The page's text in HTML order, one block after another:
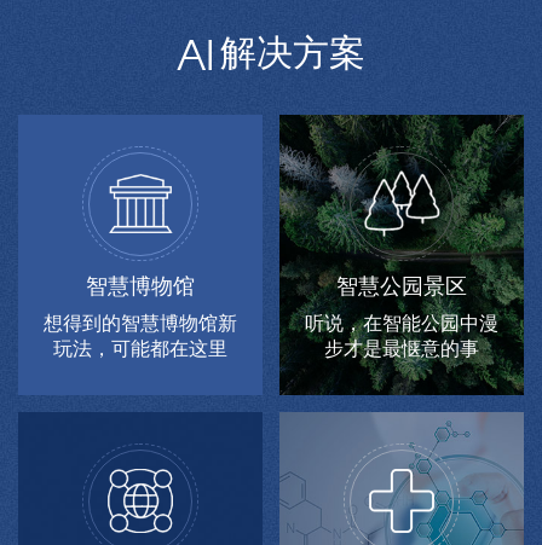
AI 解决方案
智慧博物馆
想得到的智慧博物馆新
玩法，可能都在这里
智慧公园景区
听说，在智能公园中漫
步才是最惬意的事